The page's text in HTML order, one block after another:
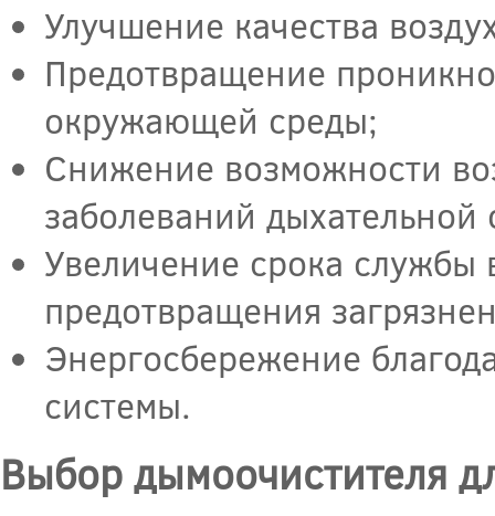
Улучшение качества
Предотвращение
окружающей среды;
Снижение возможности
заболеваний
Увеличение срока службы
предотвращения
Энергосбережение
системы.
Выбор дымоочистителя